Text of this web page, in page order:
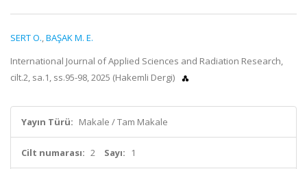
SERT O.,BAŞAK M. E.
International Journal of Applied Sciences and Radiation Research,
cilt.2, sa.1, ss.95-98, 2025 (Hakemli Dergi)
Yayın Türü: Makale / Tam Makale
Cilt numarası: 2 Sayı: 1